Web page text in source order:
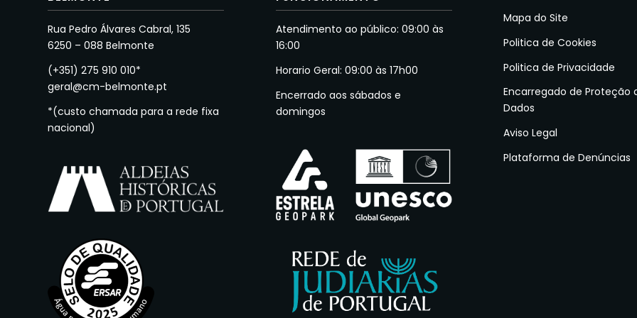
Rua Pedro Álvares Cabral, 135
6250 – 088 Belmonte
(+351) 275 910 010*
geral@cm-belmonte.pt
*(custo chamada para a rede fixa
nacional)
Atendimento ao público: 09:00 às
16:00
Horario Geral: 09:00 às 17h00
Encerrado aos sábados e
domingos
Mapa do Site
Politica de Cookies
Politica de Privacidade
Encarregado de Proteção
Dados
Aviso Legal
Plataforma de Denúncias